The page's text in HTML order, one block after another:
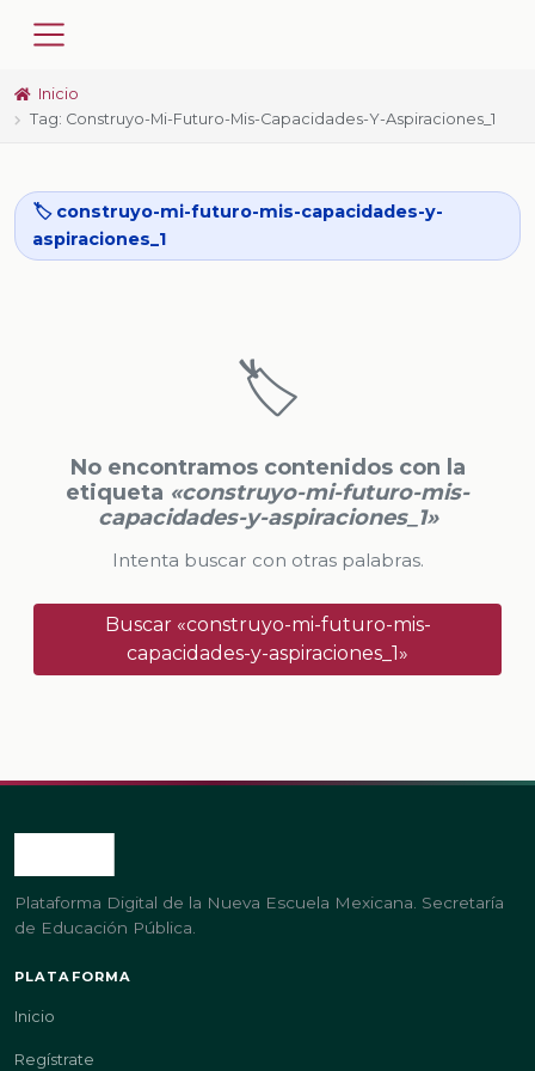
Inicio
Tag: Construyo-Mi-Futuro-Mis-Capacidades-Y-Aspiraciones_1
🏷️ construyo-mi-futuro-mis-capacidades-y-
aspiraciones_1
🏷️
No encontramos contenidos con la
etiqueta «construyo-mi-futuro-mis-
capacidades-y-aspiraciones_1»
Intenta buscar con otras palabras.
Buscar «construyo-mi-futuro-mis-
capacidades-y-aspiraciones_1»
Plataforma Digital de la Nueva Escuela Mexicana. Secretaría
de Educación Pública.
PLATAFORMA
Inicio
Regístrate